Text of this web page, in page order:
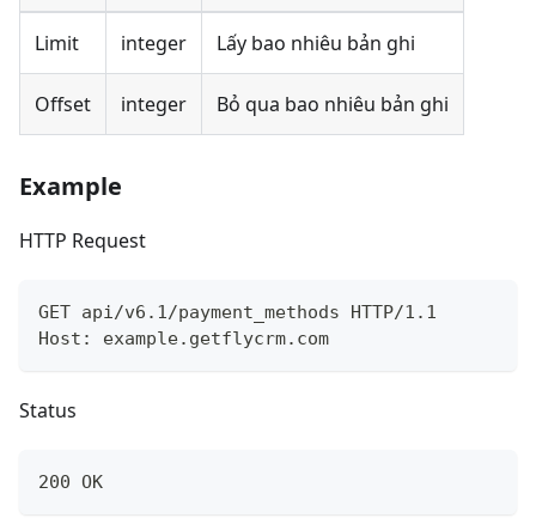
Limit integer Lấy bao nhiêu bản ghi
Offset integer Bỏ qua bao nhiêu bản ghi
Example
HTTP Request
GET api/v6.1/payment_methods HTTP/1.1
Host: example.getflycrm.com
Status
200 OK